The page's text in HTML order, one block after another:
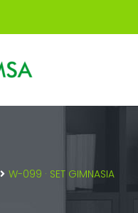
W-099 · SET GIMNASIA